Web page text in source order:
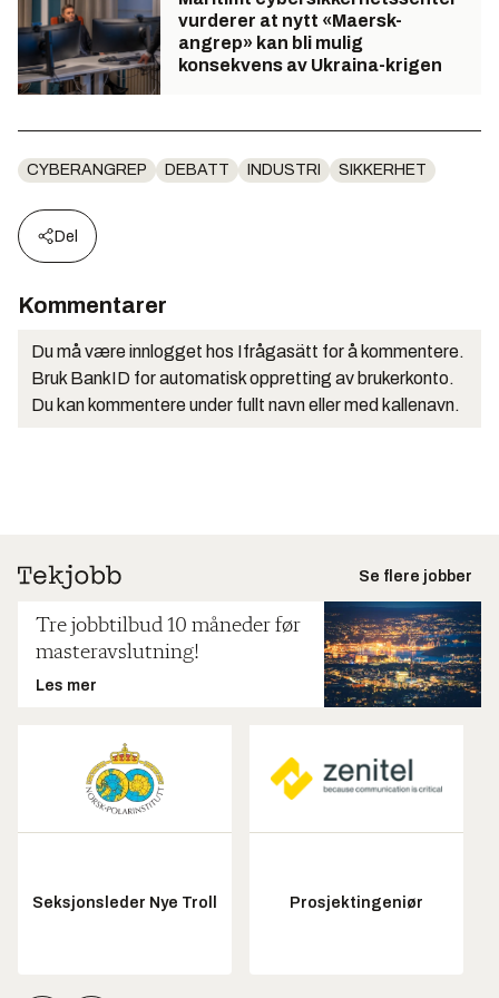
vurderer at nytt «Maersk-
angrep» kan bli mulig
konsekvens av Ukraina-krigen
CYBERANGREP DEBATT INDUSTRI SIKKERHET
Del
Kommentarer
Du må være innlogget hos Ifrågasätt for å kommentere.
Bruk BankID for automatisk oppretting av brukerkonto.
Du kan kommentere under fullt navn eller med kallenavn.
Se flere jobber
Tre jobbtilbud 10 måneder før
masteravslutning!
Les mer
Seksjonsleder Nye Troll Prosjektingeniør